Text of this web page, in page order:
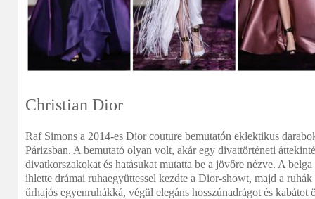
Christian Dior
Raf Simons a 2014-es Dior couture bemutatón eklektikus
Párizsban. A bemutató olyan volt, akár egy divattörténeti
divatkorszakokat és hatásukat mutatta be a jövőre nézve. A
ihlette drámai ruhaegyüttessel kezdte a Dior-showt, majd a
űrhajós egyenruhákká, végül elegáns hosszúnadrágot és